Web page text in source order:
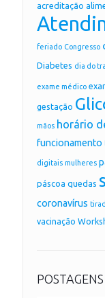
acreditação
feriado Congresso
Diabetes dia do
exame médico
gestação
mãos horário
funcionamento
digitais mulheres
páscoa quedas
coronavírus
vacinação